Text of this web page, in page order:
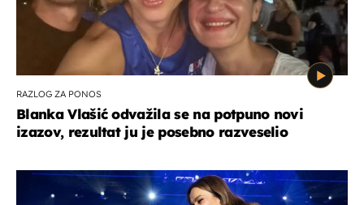
RAZLOG ZA PONOS
Blanka Vlašić odvažila se na potpuno novi
izazov, rezultat ju je posebno razveselio